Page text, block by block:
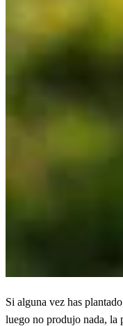
Si alguna vez has
luego no produjo nada, la